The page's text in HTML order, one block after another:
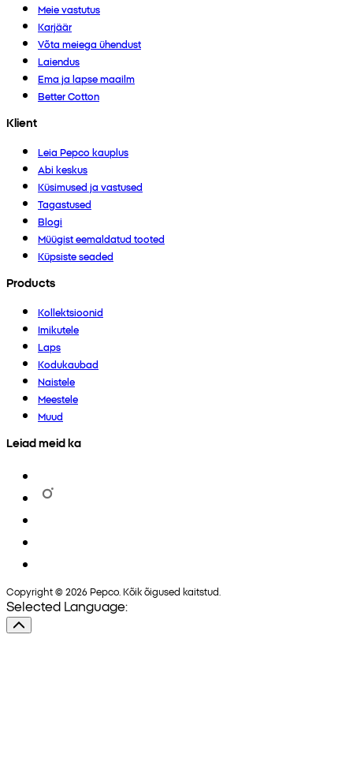
Meie vastutus
Karjäär
Võta meiega ühendust
Laiendus
Ema ja lapse maailm
Better Cotton
Klient
Leia Pepco kauplus
Abi keskus
Küsimused ja vastused
Tagastused
Blogi
Müügist eemaldatud tooted
Küpsiste seaded
Products
Kollektsioonid
Imikutele
Laps
Kodukaubad
Naistele
Meestele
Muud
Leiad meid ka
Copyright © 2026 Pepco. Kõik õigused kaitstud.
Selected Language: